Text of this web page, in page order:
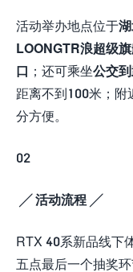
活动举办地点位于
LOONGTR浪超级
口 ；还可乘坐公交
距离不到100米；附
分方便。
02
╱ 活动流程 ╱
RTX 40系新品线下
五点最后一个抽奖